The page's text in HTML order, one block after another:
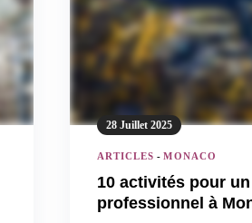
28 Juillet 2025
ARTICLES -MONACO
10 activités pour
professionnel à